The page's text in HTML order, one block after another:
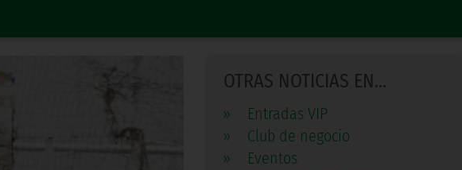
OTRAS NOTICIAS EN...
»
Entradas VIP
»
Club de negocio
»
Eventos